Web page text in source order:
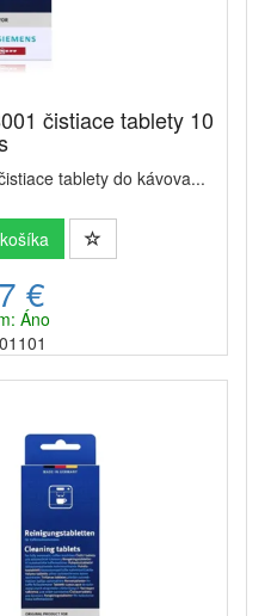
čistiace tablety 10
tablety do kávova...
€
Áno